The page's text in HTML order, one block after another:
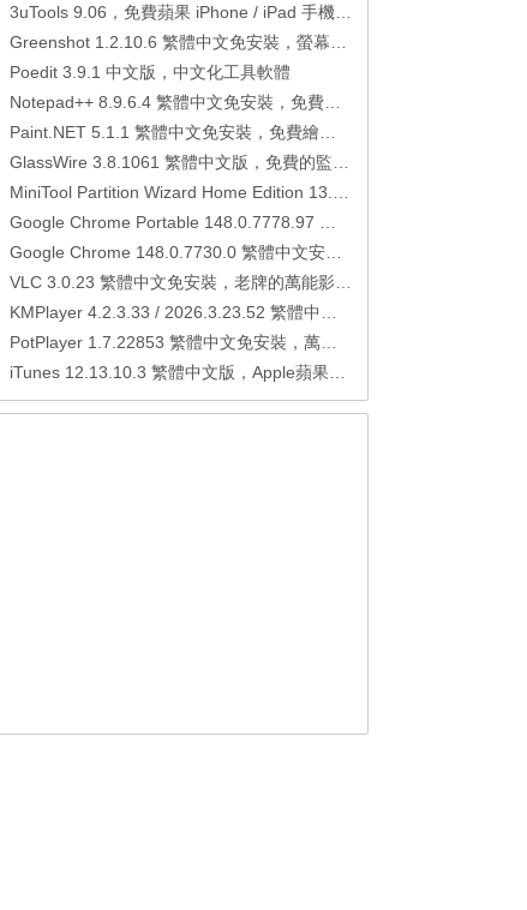
Poedit 3.9.1 中文版，中文化工具軟體